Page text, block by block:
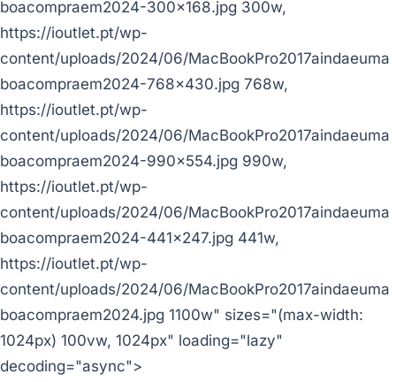
boacompraem2024-300x168.jpg 300w,
https://ioutlet.pt/wp-
content/uploads/2024/06/MacBookPro2017aindaeuma
boacompraem2024-768x430.jpg 768w,
https://ioutlet.pt/wp-
content/uploads/2024/06/MacBookPro2017aindaeuma
boacompraem2024-990x554.jpg 990w,
https://ioutlet.pt/wp-
content/uploads/2024/06/MacBookPro2017aindaeuma
boacompraem2024-441x247.jpg 441w,
https://ioutlet.pt/wp-
content/uploads/2024/06/MacBookPro2017aindaeuma
boacompraem2024.jpg 1100w" sizes="(max-width:
1024px) 100vw, 1024px" loading="lazy"
decoding="async">